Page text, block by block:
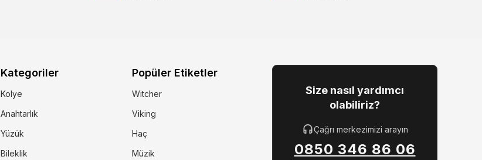
Kategoriler
Kolye
Anahtarlık
Yüzük
Bileklik
Popüler Etiketler
Witcher
Viking
Haç
Müzik
Size nasıl yardımcı
olabiliriz?
Çağrı merkezimizi arayın
0850 346 86 06